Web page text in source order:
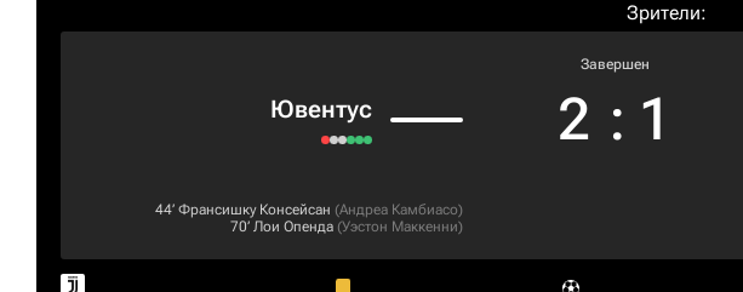
Зрители:
Ювентус
Завершен
2 : 1
44‎’‎ Франсишку Консейсан (Андреа Камбиасо)
70‎’‎ Лои Опенда (Уэстон Маккенни)